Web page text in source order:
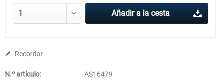
Añadir a la cesta
Recordar
N.º artículo:
AS16479